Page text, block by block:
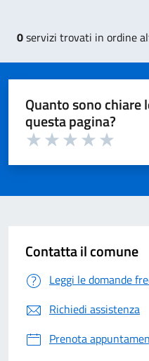
0servizi trovati in ordine
Quanto sono chiare
questa pagina?
Contatta il comune
Leggi le domande
Richiedi assistenza
Prenota